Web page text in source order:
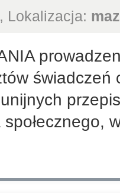
, Lokalizacja: